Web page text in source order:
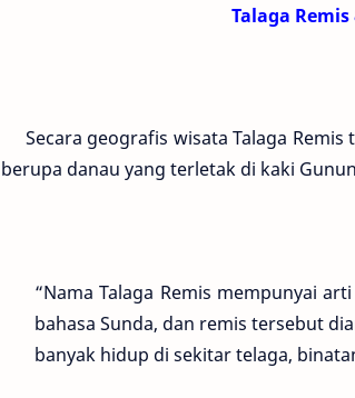
Talaga
Secara geografis wisata Talaga Remis
berupa danau yang terletak di kaki
“Nama Talaga Remis mempunyai
bahasa Sunda, dan remis tersebut
banyak hidup di sekitar telaga,